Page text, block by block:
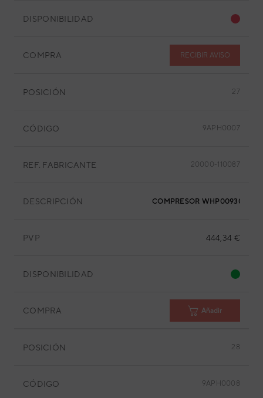
DISPONIBILIDAD
COMPRA RECIBIR AVISO
POSICIÓN 27
CÓDIGO 9APH0007
REF. FABRICANTE 20000-110087
DESCRIPCIÓN COMPRESOR
PVP 444,34 €
DISPONIBILIDAD
COMPRA Añadir
POSICIÓN 28
CÓDIGO 9APH0008